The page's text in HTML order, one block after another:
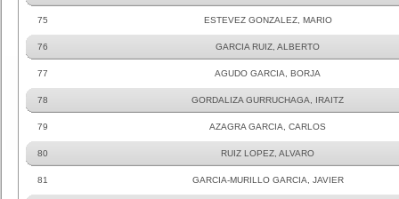
75 ESTEVEZ GONZALEZ, MARIO
76 GARCIA RUIZ, ALBERTO
77 AGUDO GARCIA, BORJA
78 GORDALIZA GURRUCHAGA, IRAITZ
79 AZAGRA GARCIA, CARLOS
80 RUIZ LOPEZ, ALVARO
81 GARCIA-MURILLO GARCIA, JAVIER